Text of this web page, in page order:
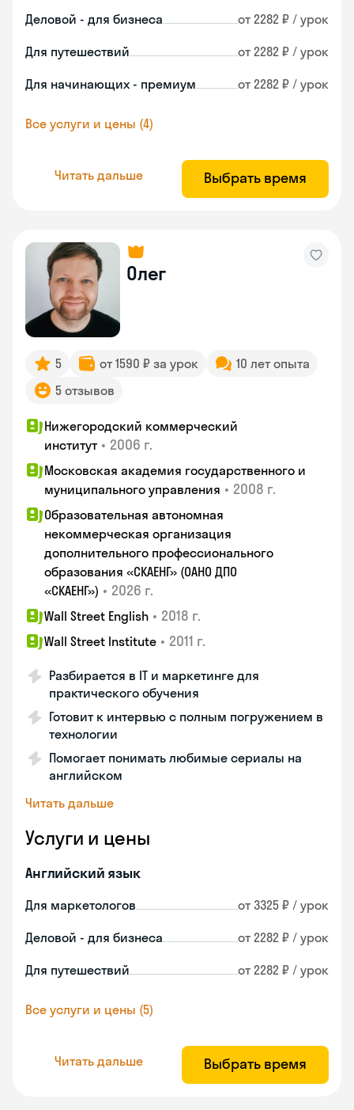
Деловой - для бизнеса от 2282 ₽ / урок
Для путешествий от 2282 ₽ / урок
Для начинающих - премиум от 2282 ₽ / урок
Все услуги и цены (4)
Читать дальше Выбрать время
Олег
5 от 1590 ₽ за урок
10 лет опыта
5 отзывов
Нижегородский коммерческий
институт • 2006 г.
Московская академия государственного и
муниципального управления • 2008 г.
Образовательная автономная
некоммерческая организация
дополнительного профессионального
образования «СКАЕНГ» (ОАНО ДПО
«СКАЕНГ») • 2026 г.
Wall Street English • 2018 г.
Wall Street Institute • 2011 г.
Разбирается в IT и маркетинге для
практического обучения
Готовит к интервью с полным погружением в
технологии
Помогает понимать любимые сериалы на
английском
Читать дальше
Услуги и цены
Английский язык
Для маркетологов от 3325 ₽ / урок
Деловой - для бизнеса от 2282 ₽ / урок
Для путешествий от 2282 ₽ / урок
Все услуги и цены (5)
Читать дальше Выбрать время